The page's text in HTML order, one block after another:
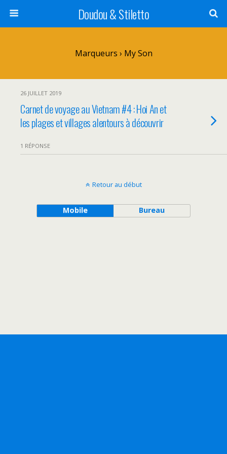
Doudou & Stiletto
Marqueurs › My Son
26 JUILLET 2019
Carnet de voyage au Vietnam #4 : Hoi An et
les plages et villages alentours à découvrir
1 RÉPONSE
Retour au début
Mobile Bureau